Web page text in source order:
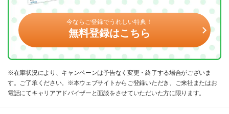
今ならご登録でうれしい特典！
無料登録はこちら
※在庫状況により、キャンペーンは予告なく変更・終了する場合がございま
す。ご了承ください。※本ウェブサイトからご登録いただき、ご来社またはお
電話にてキャリアアドバイザーと面談をさせていただいた方に限ります。